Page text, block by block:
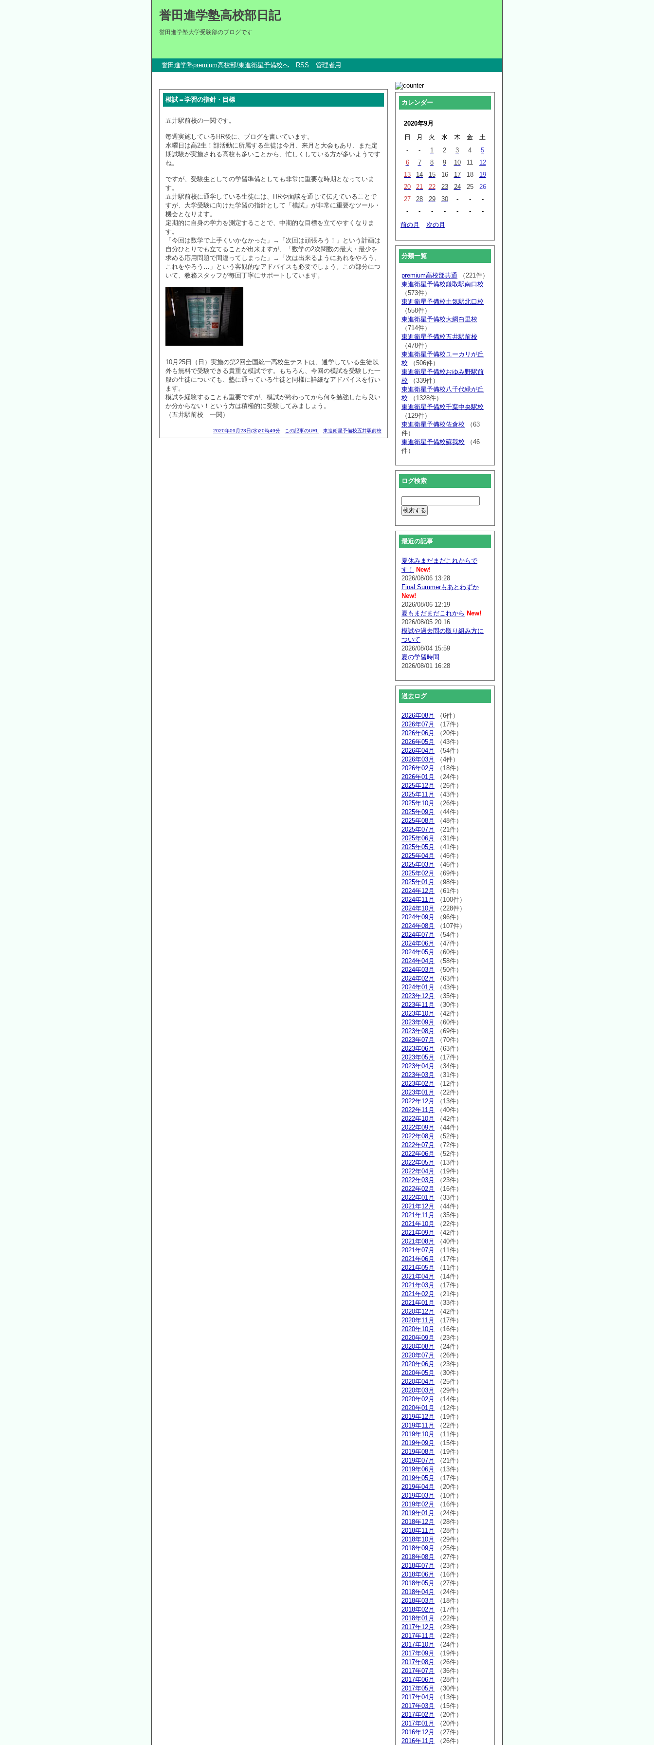
誉田進学塾高校部日記
誉田進学塾大学受験部のブログです
誉田進学塾premium高校部/東進衛星予備校へ RSS 管理者用
模試＝学習の指針・目標
五井駅前校の一関です。
毎週実施しているHR後に、ブログを書いています。
水曜日は高2生！部活動に所属する生徒は今月、来月と大会もあり、また定
期試験が実施される高校も多いことから、忙しくしている方が多いようです
ね。
ですが、受験生としての学習準備としても非常に重要な時期となっていま
す。
五井駅前校に通学している生徒には、HRや面談を通じて伝えていることで
すが、大学受験に向けた学習の指針として「模試」が非常に重要なツール・
機会となります。
定期的に自身の学力を測定することで、中期的な目標を立てやすくなりま
す。
「今回は数学で上手くいかなかった」→「次回は頑張ろう！」という計画は
自分ひとりでも立てることが出来ますが、「数学の2次関数の最大・最少を
求める応用問題で間違ってしまった」→「次は出来るようにあれをやろう、
これをやろう…」という客観的なアドバイスも必要でしょう。この部分につ
いて、教務スタッフが毎回丁寧にサポートしています。
10月25日（日）実施の第2回全国統一高校生テストは、通学している生徒以
外も無料で受験できる貴重な模試です。もちろん、今回の模試を受験した一
般の生徒についても、塾に通っている生徒と同様に詳細なアドバイスを行い
ます。
模試を経験することも重要ですが、模試が終わってから何を勉強したら良い
か分からない！という方は積極的に受験してみましょう。
（五井駅前校 一関）
2020年09月23日(水)20時49分 この記事のURL 東進衛星予備校五井駅前校
カレンダー
2020年9月
日
月 火 水 木 金
土
-
- 1 2 3 4
5
6
7 8 9 10 11
12
13
14 15 16 17 18
19
20
21 22 23 24 25
26
27
28 29 30 - -
-
-
- - - - -
-
前の月
次の月
分類一覧
premium高校部共通 （221件）
東進衛星予備校鎌取駅南口校
（573件）
東進衛星予備校土気駅北口校
（558件）
東進衛星予備校大網白里校
（714件）
東進衛星予備校五井駅前校
（478件）
東進衛星予備校ユーカリが丘
校 （506件）
東進衛星予備校おゆみ野駅前
校 （339件）
東進衛星予備校八千代緑が丘
校 （1328件）
東進衛星予備校千葉中央駅校
（129件）
東進衛星予備校佐倉校 （63
件）
東進衛星予備校蘇我校 （46
件）
ログ検索
最近の記事
夏休みまだまだこれからで
す！
New!
2026/08/06 13:28
Final Summerもあとわずか
New!
2026/08/06 12:19
夏もまだまだこれから New!
2026/08/05 20:16
模試や過去問の取り組み方に
ついて
2026/08/04 15:59
夏の学習時間
2026/08/01 16:28
過去ログ
2026年08月
（6件）
2026年07月
（17件）
2026年06月
（20件）
2026年05月
（43件）
2026年04月
（54件）
2026年03月
（4件）
2026年02月
（18件）
2026年01月
（24件）
2025年12月
（26件）
2025年11月
（43件）
2025年10月
（26件）
2025年09月
（44件）
2025年08月
（48件）
2025年07月
（21件）
2025年06月
（31件）
2025年05月
（41件）
2025年04月
（46件）
2025年03月
（46件）
2025年02月
（69件）
2025年01月
（98件）
2024年12月
（61件）
2024年11月
（100件）
2024年10月
（228件）
2024年09月
（96件）
2024年08月
（107件）
2024年07月
（54件）
2024年06月
（47件）
2024年05月
（60件）
2024年04月
（58件）
2024年03月
（50件）
2024年02月
（63件）
2024年01月
（43件）
2023年12月
（35件）
2023年11月
（30件）
2023年10月
（42件）
2023年09月
（60件）
2023年08月
（69件）
2023年07月
（70件）
2023年06月
（63件）
2023年05月
（17件）
2023年04月
（34件）
2023年03月
（31件）
2023年02月
（12件）
2023年01月
（22件）
2022年12月
（13件）
2022年11月
（40件）
2022年10月
（42件）
2022年09月
（44件）
2022年08月
（52件）
2022年07月
（72件）
2022年06月
（52件）
2022年05月
（13件）
2022年04月
（19件）
2022年03月
（23件）
2022年02月
（16件）
2022年01月
（33件）
2021年12月
（44件）
2021年11月
（35件）
2021年10月
（22件）
2021年09月
（42件）
2021年08月
（40件）
2021年07月
（11件）
2021年06月
（17件）
2021年05月
（11件）
2021年04月
（14件）
2021年03月
（17件）
2021年02月
（21件）
2021年01月
（33件）
2020年12月
（42件）
2020年11月
（17件）
2020年10月
（16件）
2020年09月
（23件）
2020年08月
（24件）
2020年07月
（26件）
2020年06月
（23件）
2020年05月
（30件）
2020年04月
（25件）
2020年03月
（29件）
2020年02月
（14件）
2020年01月
（12件）
2019年12月
（19件）
2019年11月
（22件）
2019年10月
（11件）
2019年09月
（15件）
2019年08月
（19件）
2019年07月
（21件）
2019年06月
（13件）
2019年05月
（17件）
2019年04月
（20件）
2019年03月
（10件）
2019年02月
（16件）
2019年01月
（24件）
2018年12月
（28件）
2018年11月
（28件）
2018年10月
（29件）
2018年09月
（25件）
2018年08月
（27件）
2018年07月
（23件）
2018年06月
（16件）
2018年05月
（27件）
2018年04月
（24件）
2018年03月
（18件）
2018年02月
（17件）
2018年01月
（22件）
2017年12月
（23件）
2017年11月
（22件）
2017年10月
（24件）
2017年09月
（19件）
2017年08月
（26件）
2017年07月
（36件）
2017年06月
（28件）
2017年05月
（30件）
2017年04月
（13件）
2017年03月
（15件）
2017年02月
（20件）
2017年01月
（20件）
2016年12月
（27件）
2016年11月
（26件）